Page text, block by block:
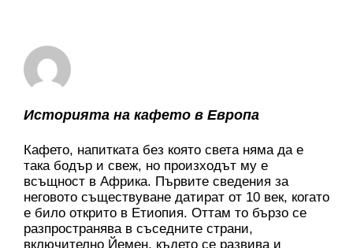
Историята на кафето в Европа
Кафето, напитката без която света няма да е
така бодър и свеж, но произходът му е
всъщност в Африка. Първите сведения за
неговото съществуване датират от 10 век, когато
е било открито в Етиопия. Оттам то бързо се
разпространява в съседните страни,
включително Йемен, където се развива и